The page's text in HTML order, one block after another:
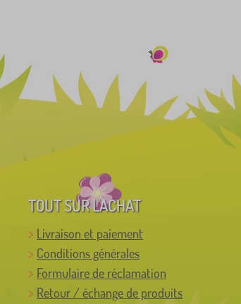
TOUT SUR L'ACHAT
Livraison et paiement
Conditions générales
Formulaire de réclamation
Retour / échange de produits